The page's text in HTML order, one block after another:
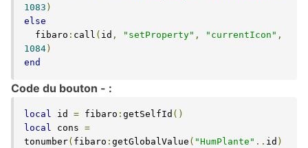
1083 )
else
  fibaro
: call ( id , "setProperty" , "currentIcon" ,
1084)
end
Code du bouton - :
local id = fibaro : getSelfId ()
local cons =
tonumber( fibaro : getGlobalValue ( "HumPlante" .. id )